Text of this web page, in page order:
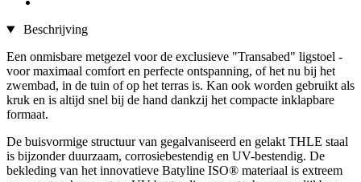
Beschrijving
Een onmisbare metgezel voor de exclusieve "Transabed" ligstoel -
voor maximaal comfort en perfecte ontspanning, of het nu bij het
zwembad, in de tuin of op het terras is. Kan ook worden gebruikt als
kruk en is altijd snel bij de hand dankzij het compacte inklapbare
formaat.
De buisvormige structuur van gegalvaniseerd en gelakt THLE staal
is bijzonder duurzaam, corrosiebestendig en UV-bestendig. De
bekleding van het innovatieve Batyline ISO® materiaal is extreem